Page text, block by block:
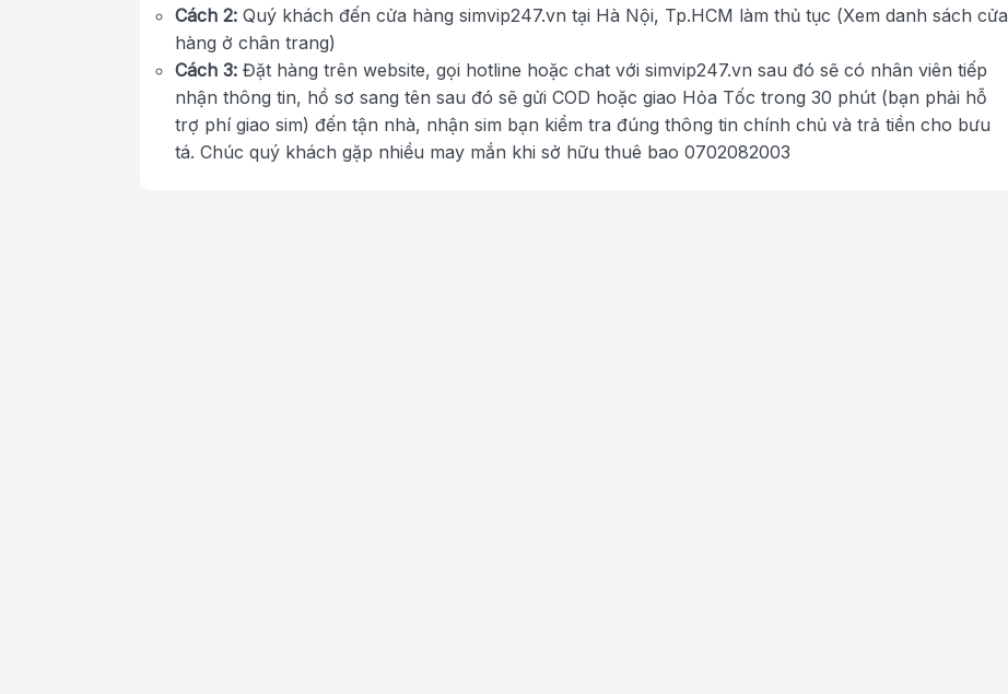
Cách 2: Quý khách đến cửa hàng simvip247.vn tại Hà Nội, Tp.HCM làm thủ tục (Xem danh sách cửa
hàng ở chân trang)
Cách 3: Đặt hàng trên website, gọi hotline hoặc chat với simvip247.vn sau đó sẽ có nhân viên tiếp
nhận thông tin, hồ sơ sang tên sau đó sẽ gửi COD hoặc giao Hỏa Tốc trong 30 phút (bạn phải hỗ
trợ phí giao sim) đến tận nhà, nhận sim bạn kiểm tra đúng thông tin chính chủ và trả tiền cho bưu
tá. Chúc quý khách gặp nhiều may mắn khi sở hữu thuê bao 0702082003